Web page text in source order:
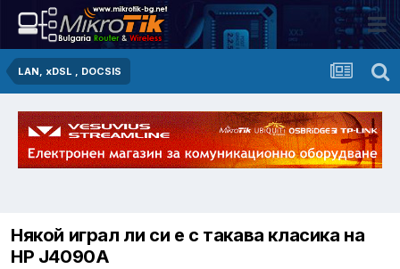
LAN, xDSL , DOCSIS
Някой играл ли си е с такава класика на
HP J4090A